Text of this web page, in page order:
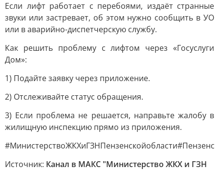
Если лифт работает с перебоями, издаёт странные
звуки или застревает, об этом нужно сообщить в УО
или в аварийно-диспетчерскую службу.
Как решить проблему с лифтом через «Госуслуги
Дом»:
1) Подайте заявку через приложение.
2) Отслеживайте статус обращения.
3) Если проблема не решается, направьте жалобу в
жилищную инспекцию прямо из приложения.
Источник: Канал в МАКС "Министерство ЖКХ и ГЗН